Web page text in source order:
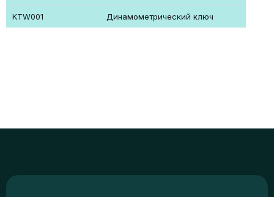
KTW001 Динамометрический ключ